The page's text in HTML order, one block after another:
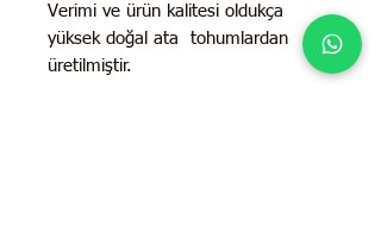
Verimi ve ürün kalitesi oldukça
yüksek doğal ata tohumlardan
üretilmiştir.